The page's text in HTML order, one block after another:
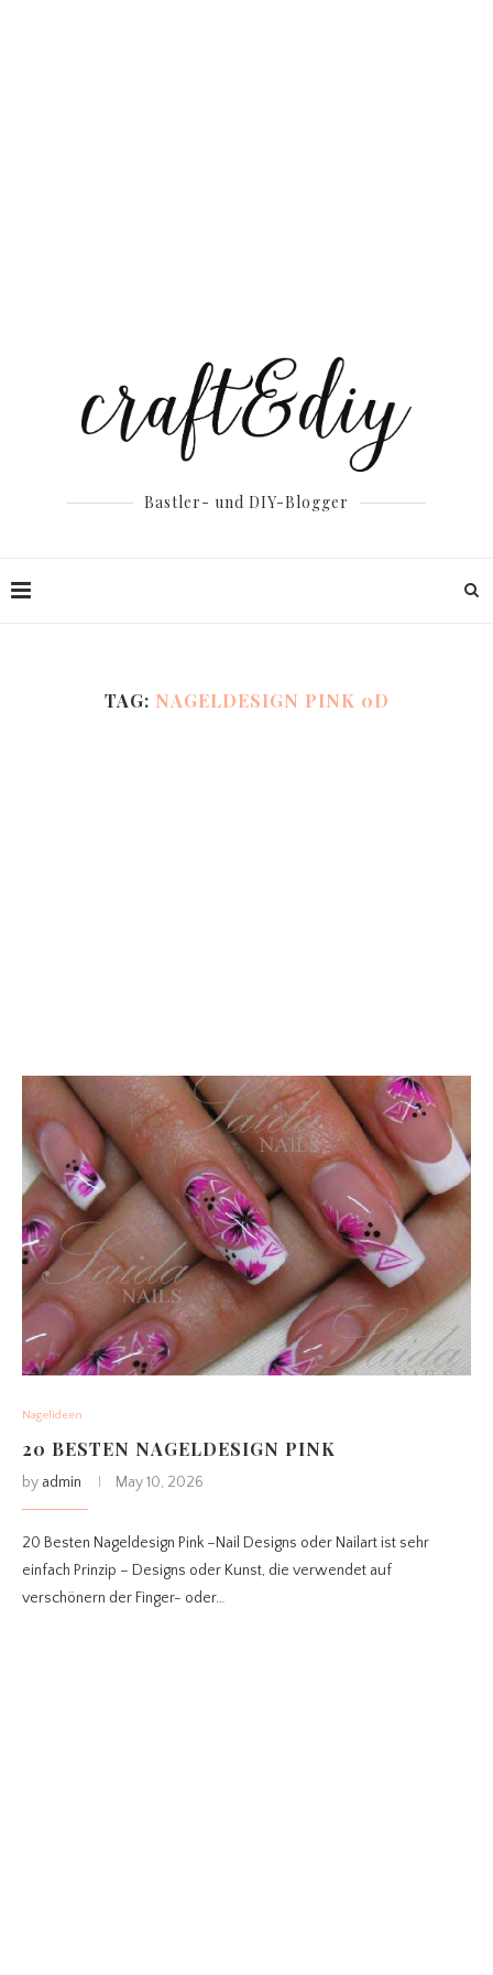
Bastler- und DIY-Blogger
TAG: NAGELDESIGN PINK 0D
Nagelideen
20 BESTEN NAGELDESIGN PINK
by admin May 10, 2026
20 Besten Nageldesign Pink –Nail Designs oder Nailart ist sehr
einfach Prinzip – Designs oder Kunst, die verwendet auf
verschönern der Finger- oder…